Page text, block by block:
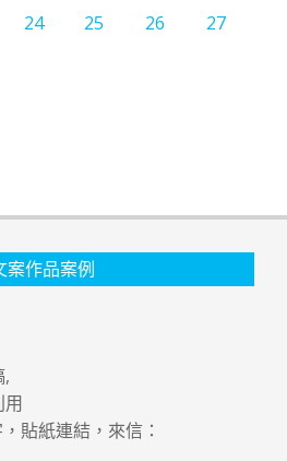
24 25 26
27
案作品案例
,
用
貼紙連結，來信：